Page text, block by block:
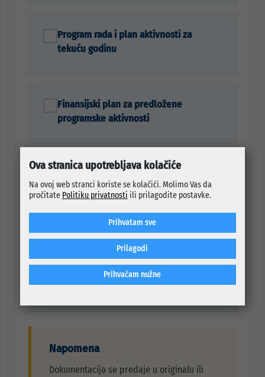
Program rada i plan aktivnosti za
tekuću godinu
Finansijski plan za predložene
programske aktivnosti
Potvrda poslovne banke da račun nije
blokiran
Izjava o primljenim de minimis
potporama
Napomena
Dokumentacija se predaje u originalu ili
Ova stranica upotrebljava kolačiće
Na ovoj web stranci koriste se kolačići. Molimo Vas da
pročitate Politiku privatnosti ili prilagodite postavke.
Prihvaćam nužne
Prilagodi
Prihvatam sve